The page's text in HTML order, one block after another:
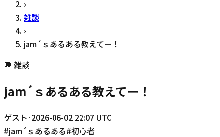
›
雑談
›
jam´ｓあるある教えてー！
💬 雑談
jam´ｓあるある教えてー！
ゲスト ·2026-06-02 22:07 UTC
#jam´ｓあるある#初心者